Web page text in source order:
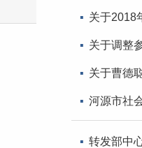
关于2018
关于调整
关于曹德
河源市社
转发部中